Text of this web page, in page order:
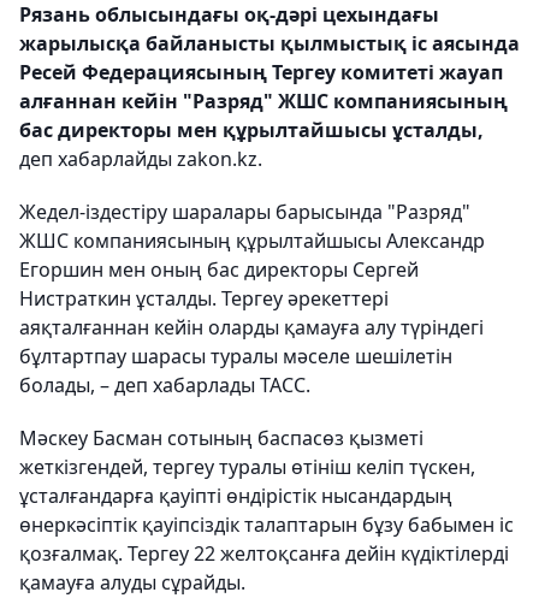
Рязань облысындағы оқ-дәрі цехындағы
жарылысқа байланысты қылмыстық іс аясында
Ресей Федерациясының Тергеу комитеті жауап
алғаннан кейін "Разряд" ЖШС компаниясының
бас директоры мен құрылтайшысы ұсталды,
деп хабарлайды zakon.kz.
Жедел-іздестіру шаралары барысында "Разряд"
ЖШС компаниясының құрылтайшысы Александр
Егоршин мен оның бас директоры Сергей
Нистраткин ұсталды. Тергеу әрекеттері
аяқталғаннан кейін оларды қамауға алу түріндегі
бұлтартпау шарасы туралы мәселе шешілетін
болады, – деп хабарлады ТАСС.
Мәскеу Басман сотының баспасөз қызметі
жеткізгендей, тергеу туралы өтініш келіп түскен,
ұсталғандарға қауіпті өндірістік нысандардың
өнеркәсіптік қауіпсіздік талаптарын бұзу бабымен іс
қозғалмақ. Тергеу 22 желтоқсанға дейін күдіктілерді
қамауға алуды сұрайды.